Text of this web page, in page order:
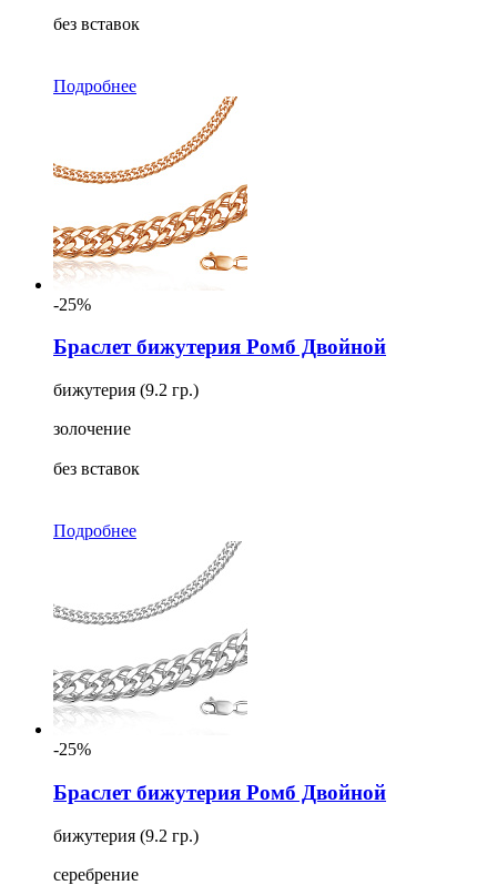
без вставок
Подробнее
-25%
Браслет бижутерия Ромб Двойной
бижутерия (9.2 гр.)
золочение
без вставок
Подробнее
-25%
Браслет бижутерия Ромб Двойной
бижутерия (9.2 гр.)
серебрение